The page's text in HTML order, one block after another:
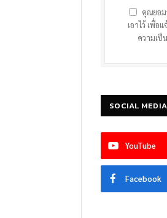
คุณยอม
เอาไว้ เพื่อ
ความเป็
SOCIAL
YouTube
Facebook